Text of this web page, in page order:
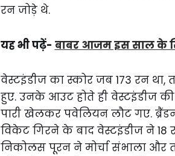
रन जोड़े थे.
यह भी पढ़ें- बाबर आजम इस साल के
वेस्टइंडीज का स्कोर जब 173 रन था,
हुए. उनके आउट होते ही वेस्टइंडीज
पारी खेलकर पवेलियन लौट गए.
विकेट गिरने के बाद वेस्टइंडीज ने 18
निकोलस पूरन ने मोर्चा संभाला और